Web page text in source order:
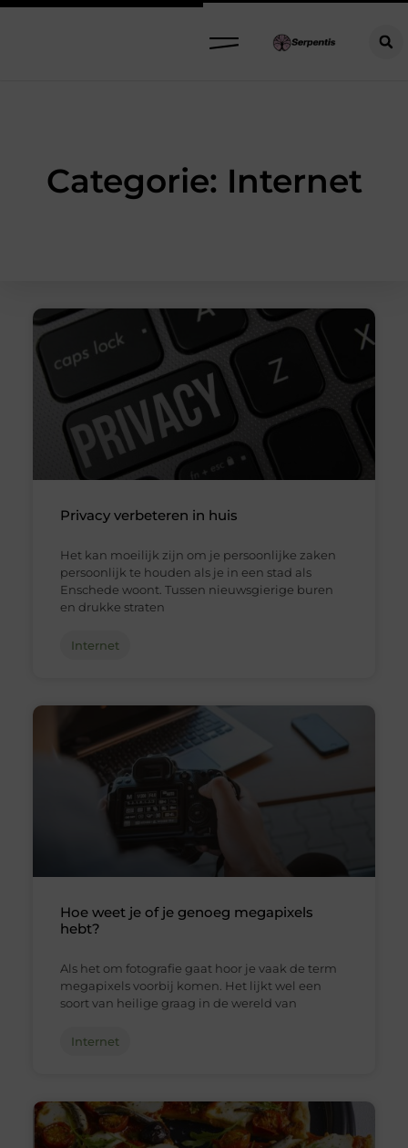
Categorie: Internet
Privacy verbeteren in huis
Het kan moeilijk zijn om je persoonlijke zaken
persoonlijk te houden als je in een stad als
Enschede woont. Tussen nieuwsgierige buren
en drukke straten
Internet
Hoe weet je of je genoeg megapixels
hebt?
Als het om fotografie gaat hoor je vaak de term
megapixels voorbij komen. Het lijkt wel een
soort van heilige graag in de wereld van
Internet